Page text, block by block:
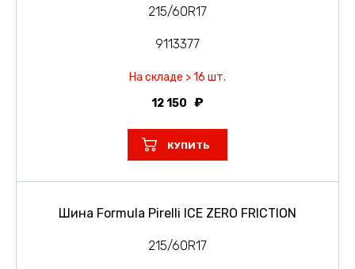
215/60R17
9113377
На складе > 16 шт.
12 150
КУПИТЬ
Шина Formula Pirelli ICE ZERO FRICTION
215/60R17